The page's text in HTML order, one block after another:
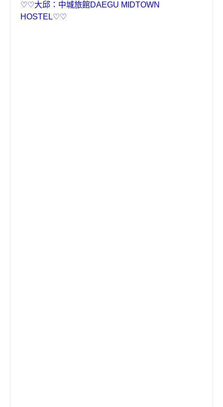
♡♡大邱：中城旅館DAEGU MIDTOWN
HOSTEL♡♡